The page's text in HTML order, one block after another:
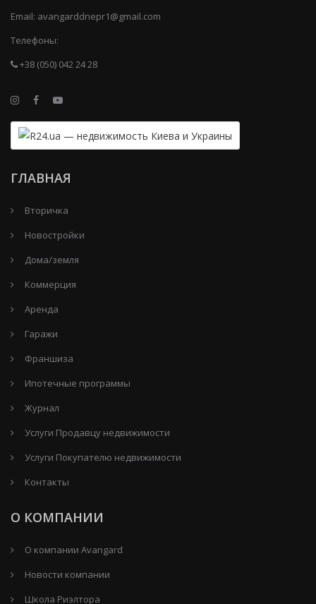
Email: avangarddnepr1@gmail.com
Телефоны:
+38 (050) 042 24 28
ГЛАВНАЯ
Вторичка
Новостройки
Дома/земля
Коммерция
Аренда
Гаражи
Франшиза
Ипотечные программы
Журнал
Услуги Продавцу недвижимости
Услуги Покупателю недвижимости
Контакты
О КОМПАНИИ
О компании Avangard
Новости компании
Школа Риэлтора